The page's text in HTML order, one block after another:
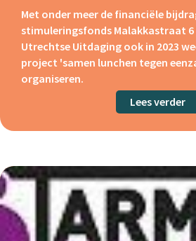
Met onder meer de financiële
stimuleringsfonds Malakkastraat
Utrechtse Uitdaging ook in 2023
project 'samen lunchen tegen
organiseren.
Lees verder